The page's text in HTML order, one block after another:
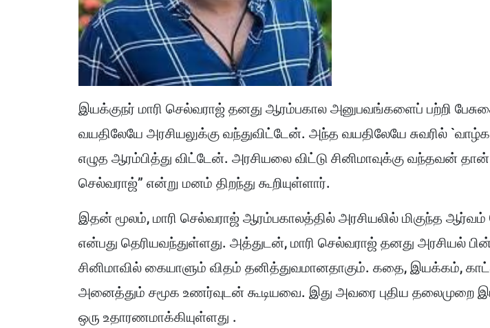
இயக்குநர் மாரி செல்வராஜ் தனது ஆரம்பகால அனுபவங்களைப் பற்றி
வயதிலேயே அரசியலுக்கு வந்துவிட்டேன். அந்த வயதிலேயே சுவரில்
எழுத ஆரம்பித்து விட்டேன். அரசியலை விட்டு சினிமாவுக்கு வந்தவன்
செல்வராஜ்” என்று மனம் திறந்து கூறியுள்ளார்.
இதன் மூலம், மாரி செல்வராஜ் ஆரம்பகாலத்தில் அரசியலில் மிகுந்த
என்பது தெரியவந்துள்ளது. அத்துடன், மாரி செல்வராஜ் தனது அரசியல்
சினிமாவில் கையாளும் விதம் தனித்துவமானதாகும். கதை, இயக்கம்,
அனைத்தும் சமூக உணர்வுடன் கூடியவை. இது அவரை புதிய தலைமுறை
ஒரு உதாரணமாக்கியுள்ளது .